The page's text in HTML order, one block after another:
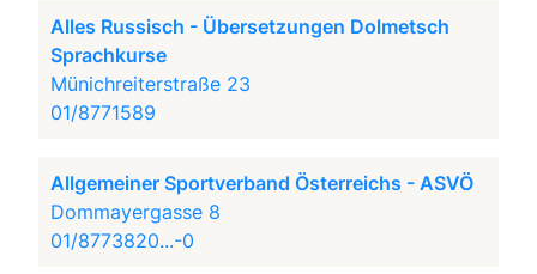
Alles Russisch - Übersetzungen Dolmetsch
Sprachkurse
Münichreiterstraße 23
01/8771589
Allgemeiner Sportverband Österreichs - ASVÖ
Dommayergasse 8
01/8773820...-0